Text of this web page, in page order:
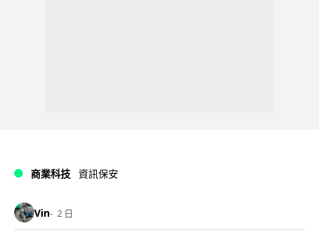
商業科技 資訊保安
Vin 2 日